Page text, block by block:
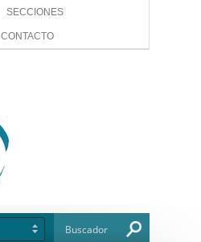
SECCIONES
CONTACTO